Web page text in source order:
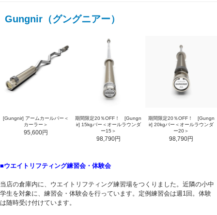
Gungnir（グングニアー）
[Gungnir] アームカールバー＜
カーラー＞
95,600円
期間限定20％OFF！ [Gungn
ir] 15kgバー＜オールラウンダ
ー15＞
98,790円
期間限定20％OFF！ [Gungn
ir] 20kgバー＜オールラウンダ
ー20＞
98,790円
■ウエイトリフティング練習会・体験会
当店の倉庫内に、ウエイトリフティング練習場をつくりました。近隣の小中
学生を対象に、練習会・体験会を行っています。定例練習会は週1回。体験
は随時受け付けています。